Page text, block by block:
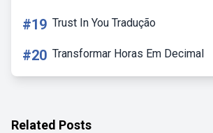
#19 Trust In You Tradução
#20 Transformar Horas Em Decimal
Related Posts